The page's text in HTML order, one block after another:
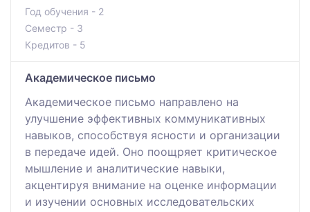
Год обучения - 2
Семестр - 3
Кредитов - 5
Академическое письмо
Академическое письмо направлено на
улучшение эффективных коммуникативных
навыков, способствуя ясности и организации
в передаче идей. Оно поощряет критическое
мышление и аналитические навыки,
акцентируя внимание на оценке информации
и изучении основных исследовательских